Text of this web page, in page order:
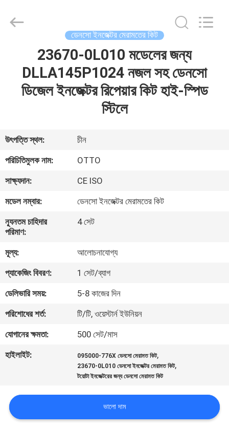
সম্বন্ধে
ভ্রমণ
গুণগত
নিয়ন্ত্রণ
যোগাযোগ
করুন
খবর
SITEMAP
AUTO
PARTS
ডেনসো ইনজেক্টর মেরামতের কিট
23670-0L010 মডেলের জন্য
DLLA145P1024 নজল সহ ডেনসো
ডিজেল ইনজেক্টর রিপেয়ার কিট হাই-স্পিড
স্টিলে
উৎপত্তি স্থল:
চীন
পরিচিতিমুলক নাম:
OTTO
সাক্ষ্যদান:
CE ISO
মডেল নম্বার:
ডেনসো ইনজেক্টর মেরামতের কিট
ন্যূনতম চাহিদার
পরিমাণ:
4 সেট
মূল্য:
আলোচনাযোগ্য
প্যাকেজিং বিবরণ:
1 সেট/ব্যাগ
ডেলিভারি সময়:
5-8 কাজের দিন
পরিশোধের শর্ত:
টি/টি, ওয়েস্টার্ন ইউনিয়ন
যোগানের ক্ষমতা:
500 সেট/মাস
হাইলাইট:
095000-776X ডেনসো মেরামত কিট,
23670-0L010 ডেনসো ইনজেক্টর মেরামত কিট,
টয়োটা ইনজেক্টরের জন্য ডেনসো মেরামত কিট
ভালো দাম